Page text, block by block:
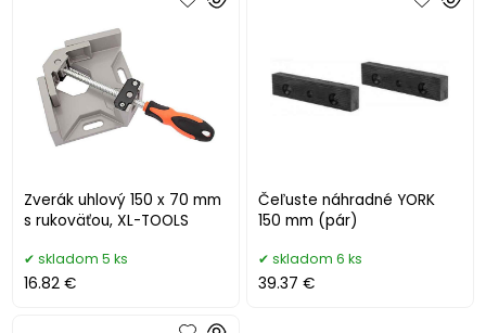
Zverák uhlový 150 x 70 mm
s rukoväťou, XL-TOOLS
skladom 5 ks
16.82 €
Čeľuste náhradné YORK
150 mm (pár)
skladom 6 ks
39.37 €